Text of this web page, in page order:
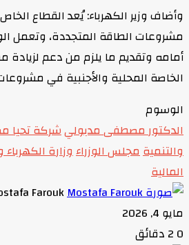
وأضاف وزير الكهرباء: يُعد القطاع
مشروعات الطاقة المتجددة، وتعمل
أمامه وتقديم ما يلزم من دعم لزيادة
الخاصة المحلية والأجنبية في
الوسوم
الدكتور مصطفى مدبوليشركة تحيا
والتنميةمجلس الوزراءوزارة
المالية
Farouk
مايو 4, 2026
0